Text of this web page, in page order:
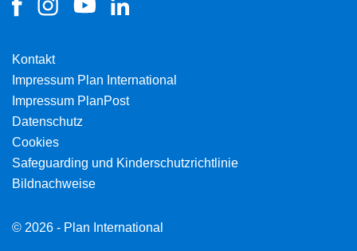
Kontakt
Impressum Plan International
Impressum PlanPost
Datenschutz
Cookies
Safeguarding und Kinderschutzrichtlinie
Bildnachweise
© 2026 - Plan International